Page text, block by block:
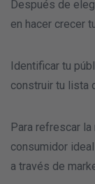
Después de
en hacer crecer
Identificar tu
construir tu lista
Para refrescar
consumidor
a través de